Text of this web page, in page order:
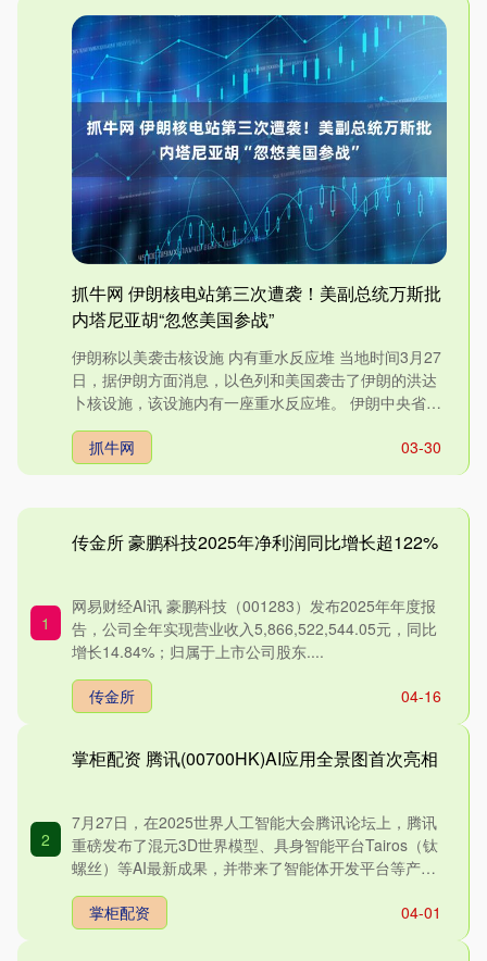
抓牛网 伊朗核电站第三次遭袭！美副总统万斯批
内塔尼亚胡“忽悠美国参战”
伊朗称以美袭击核设施 内有重水反应堆 当地时间3月27
日，据伊朗方面消息，以色列和美国袭击了伊朗的洪达
卜核设施，该设施内有一座重水反应堆。 伊朗中央省政
治安全副....
03-30
抓牛网
1
传金所 豪鹏科技2025年净利润同比增长超122%
网易财经AI讯 豪鹏科技（001283）发布2025年年度报
告，公司全年实现营业收入5,866,522,544.05元，同比
增长14.84%；归属于上市公司股东....
04-16
传金所
2
掌柜配资 腾讯(00700HK)AI应用全景图首次亮相
7月27日，在2025世界人工智能大会腾讯论坛上，腾讯
重磅发布了混元3D世界模型、具身智能平台Tairos（钛
螺丝）等AI最新成果，并带来了智能体开发平台等产
品....
04-01
掌柜配资